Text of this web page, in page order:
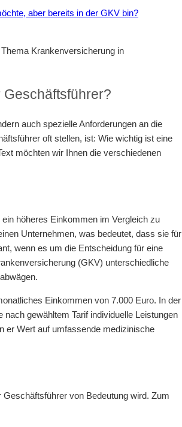
aber bereits in der GKV bin?
Krankenversicherung in
auch spezielle Anforderungen an die
oft stellen, ist: Wie wichtig ist eine
möchten wir Ihnen die verschiedenen
höheres Einkommen im Vergleich zu
Unternehmen, was bedeutet, dass sie für
wenn es um die Entscheidung für eine
(GKV) unterschiedliche
Einkommen von 7.000 Euro. In der
gewähltem Tarif individuelle Leistungen
er Wert auf umfassende medizinische
von Bedeutung wird. Zum